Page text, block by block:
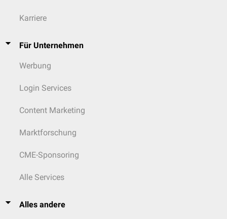
Karriere
Für Unternehmen
Werbung
Login Services
Content Marketing
Marktforschung
CME-Sponsoring
Alle Services
Alles andere